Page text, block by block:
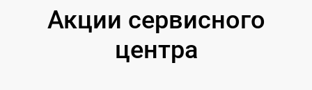
Акции сервисного
центра